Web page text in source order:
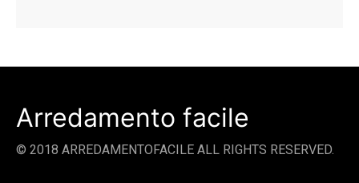
Arredamento facile
© 2018 ARREDAMENTOFACILE ALL RIGHTS RESERVED.